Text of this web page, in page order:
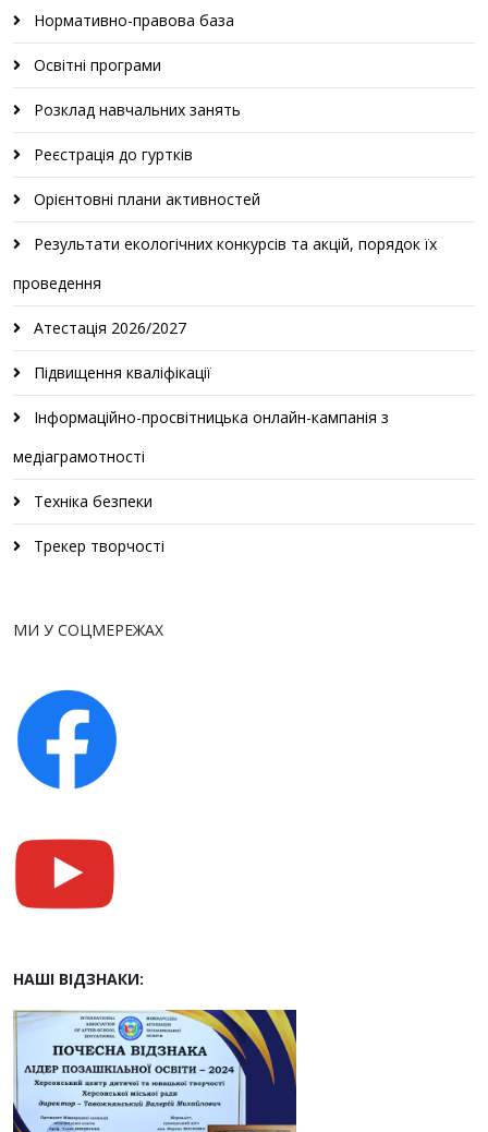
Нормативно-правова база
Освітні програми
Розклад навчальних занять
Реєстрація до гуртків
Орієнтовні плани активностей
Результати екологічних конкурсів та акцій, порядок їх
проведення
Атестація 2026/2027
Підвищення кваліфікації
Інформаційно-просвітницька онлайн-кампанія з
медіаграмотності
Техніка безпеки
Трекер творчості
МИ У СОЦМЕРЕЖАХ
НАШІ ВІДЗНАКИ: